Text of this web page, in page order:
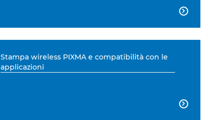

Stampa wireless PIXMA e compatibilità con le
applicazioni
